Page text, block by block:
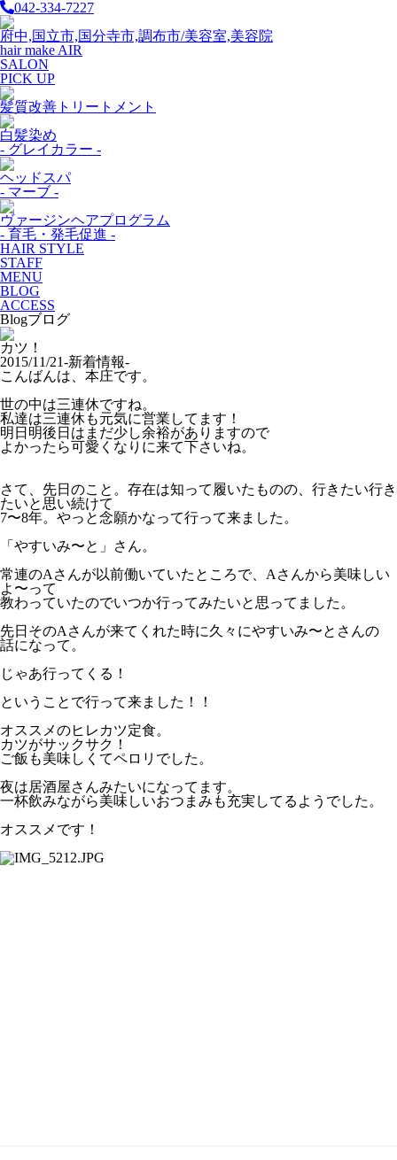
042-334-7227
府中,国立市,国分寺市,調布市/美容室,美容院
hair make AIR
SALON
PICK UP
髪質改善トリートメント
白髪染め
- グレイカラー -
ヘッドスパ
- マーブ -
ヴァージンヘアプログラム
- 育毛・発毛促進 -
HAIR STYLE
STAFF
MENU
BLOG
ACCESS
Blogブログ
カツ！
2015/11/21-新着情報-
こんばんは、本庄です。
世の中は三連休ですね。
私達は三連休も元気に営業してます！
明日明後日はまだ少し余裕がありますので
よかったら可愛くなりに来て下さいね。
さて、先日のこと。存在は知って履いたものの、行きたい行き
たいと思い続けて
7〜8年。やっと念願かなって行って来ました。
「 やすいみ〜と 」さん。
常連のAさんが以前働いていたところで、Aさんから美味しい
よ〜って
教わっていたのでいつか行ってみたいと思ってました。
先日そのAさんが来てくれた時に久々にやすいみ〜とさんの
話になって。
じゃあ行ってくる！
ということで行って来ました！！
オススメのヒレカツ定食。
カツがサックサク！
ご飯も美味しくてペロリでした。
夜は居酒屋さんみたいになってます。
一杯飲みながら美味しいおつまみも充実してるようでした。
オススメです！